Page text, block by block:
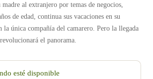
madre al extranjero por temas de negocios,
de edad, continua sus vacaciones en su
la única compañía del camarero. Pero la llegada
el panorama.
esté disponible